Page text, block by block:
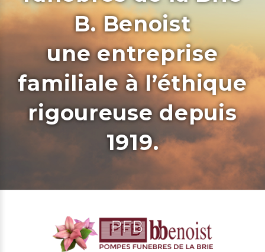
B. Benoist
une entreprise
familiale à l’éthique
rigoureuse depuis
1919.